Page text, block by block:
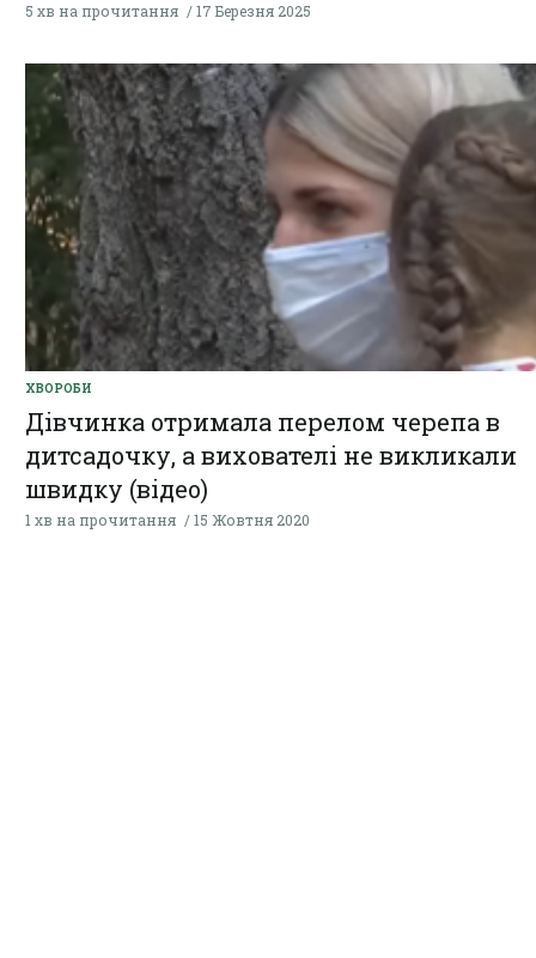
5 хв на прочитання 17 Березня 2025
ХВОРОБИ
Дівчинка отримала перелом черепа в
дитсадочку, а вихователі не викликали
швидку (відео)
1 хв на прочитання 15 Жовтня 2020